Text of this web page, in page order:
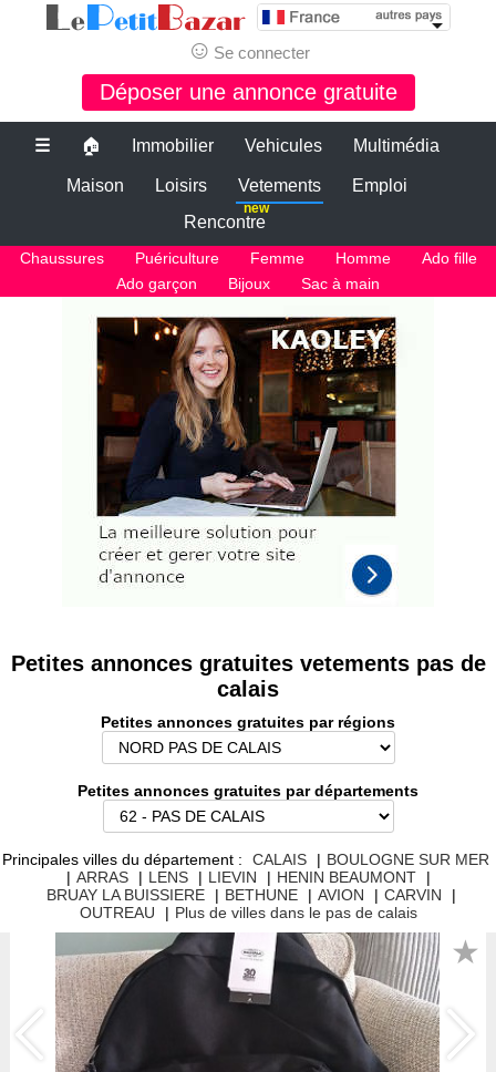
☺ Se connecter
Déposer une annonce gratuite
☰ 🏠 Immobilier Vehicules Multimédia
Maison Loisirs Vetements
Emploi
Rencontre
new
Chaussures Puériculture Femme Homme
Ado fille
Ado garçon
Bijoux Sac à main
Petites annonces gratuites vetements pas de
calais
Petites annonces gratuites par régions
Petites annonces gratuites par départements
Principales villes du département : CALAIS | BOULOGNE SUR MER
| ARRAS | LENS | LIEVIN | HENIN BEAUMONT
|
BRUAY LA BUISSIERE
| BETHUNE | AVION | CARVIN
|
OUTREAU
| Plus de villes dans le pas de calais
★